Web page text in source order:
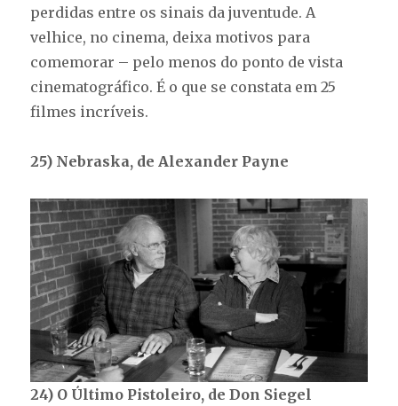
perdidas entre os sinais da juventude. A
velhice, no cinema, deixa motivos para
comemorar – pelo menos do ponto de vista
cinematográfico. É o que se constata em 25
filmes incríveis.
25) Nebraska, de Alexander Payne
24) O Último Pistoleiro, de Don Siegel